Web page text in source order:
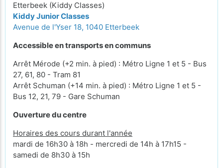
Etterbeek (Kiddy Classes)
Kiddy Junior Classes
Avenue de l'Yser 18, 1040 Etterbeek
Accessible en transports en communs
Arrêt Mérode (+2 min. à pied) : Métro Ligne 1 et 5 - Bus
27, 61, 80 - Tram 81
Arrêt Schuman (+14 min. à pied) : Métro Ligne 1 et 5 -
Bus 12, 21, 79 - Gare Schuman
Ouverture du centre
Horaires des cours durant l'année
mardi de 16h30 à 18h - mercredi de 14h à 17h15 -
samedi de 8h30 à 15h